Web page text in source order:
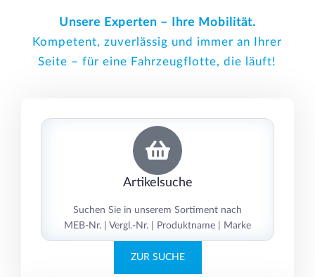
Unsere Experten – Ihre Mobilität.
Kompetent, zuverlässig und immer an Ihrer
Seite – für eine Fahrzeugflotte, die läuft!
Artikelsuche
Suchen Sie in unserem Sortiment nach
MEB-Nr. | Vergl.-Nr. | Produktname | Marke
ZUR SUCHE